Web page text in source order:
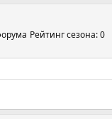
Рейтинг сезона: 0